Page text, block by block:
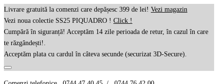
Livrare gratuită la comenzi care depășesc 399 de lei! Vezi magazin
Vezi noua colectie SS25 PIQUADRO ! Click !
Cumpără în siguranță! Acceptăm 14 zile perioada de retur, în cazul în care
te răzgândești!.
Acceptăm plata cu cardul în câteva secunde (securizat 3D-Secure).